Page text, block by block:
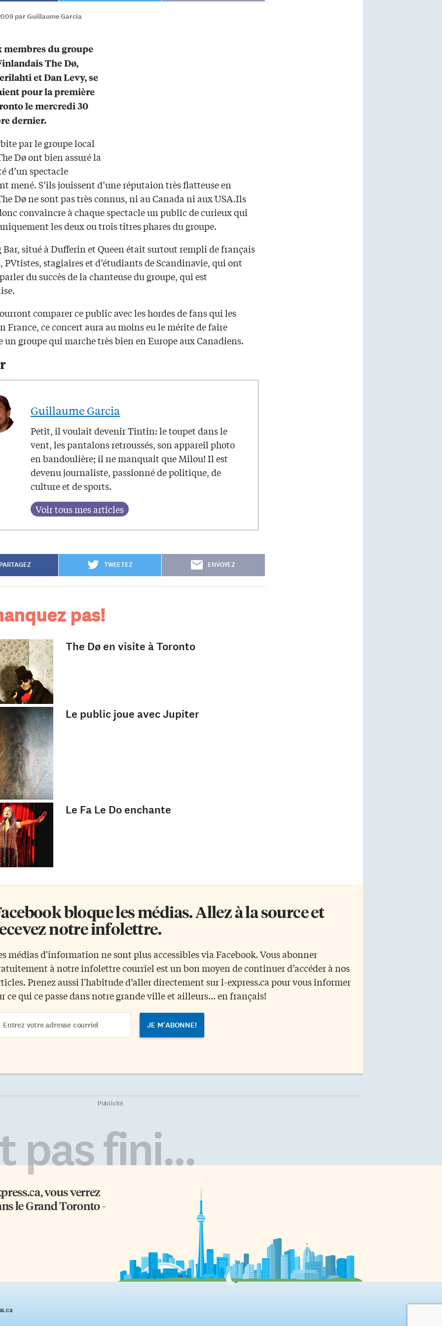
par Guillaume Garcia
membres du groupe
The Dø,
et Dan Levy, se
pour la première
le mercredi 30
dernier.
par le groupe local
Dø ont bien assuré la
d’un spectacle
mené. S’ils jouissent d’une réputaion très flatteuse en
Dø ne sont pas très connus, ni au Canada ni aux USA.Ils
convaincre à chaque spectacle un public de curieux qui
les deux ou trois titres phares du groupe.
Bar, situé à Dufferin et Queen était surtout rempli de français
PVtistes, stagiaires et d’étudiants de Scandinavie, qui ont
du succès de la chanteuse du groupe, qui est
comparer ce public avec les hordes de fans qui les
France, ce concert aura au moins eu le mérite de faire
un groupe qui marche très bien en Europe aux Canadiens.
Guillaume Garcia
Petit, il voulait devenir Tintin: le toupet dans le
vent, les pantalons retroussés, son appareil photo
en bandoulière; il ne manquait que Milou! Il est
devenu journaliste, passionné de politique, de
culture et de sports.
TWEETEZ ENVOYEZ
pas!
The Dø en visite à Toronto
Le public joue avec Jupiter
Le Fa Le Do enchante
bloque les médias. Allez à la source et
notre infolettre.
médias d'information ne sont plus accessibles via Facebook. Vous abonner
à notre infolettre courriel est un bon moyen de continuer d’accéder à nos
Prenez aussi l'habitude d’aller directement sur l-express.ca pour vous informer
ce qui ce passe dans notre grande ville et ailleurs... en français!
Publicité
pas fini...
, vous verrez
le Grand Toronto -